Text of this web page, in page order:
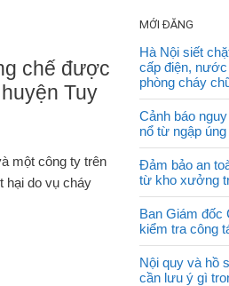
chế được
Tuy
một công ty trên
hại do vụ cháy
MỚI ĐĂNG
Hà Nội siết
cấp điện,
phòng cháy
Cảnh báo
nổ từ ngập úng
Đảm bảo an
từ kho xưởng
Ban Giám đốc
kiểm tra công
Nội quy và hồ
cần lưu ý gì